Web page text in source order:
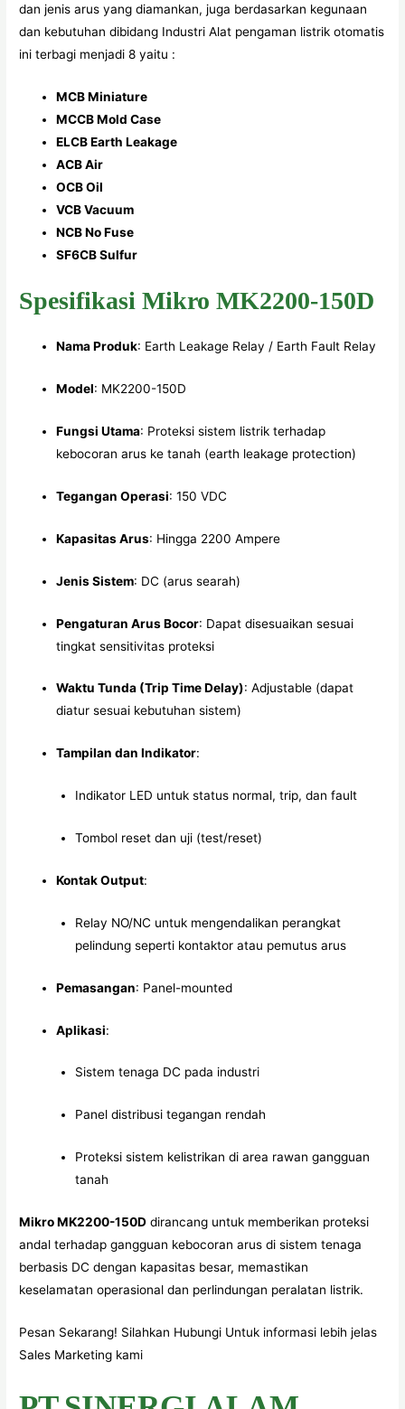
dan jenis arus yang diamankan, juga berdasarkan kegunaan
dan kebutuhan dibidang Industri Alat pengaman listrik otomatis
ini terbagi menjadi 8 yaitu :
MCB Miniature
MCCB Mold Case
ELCB Earth Leakage
ACB Air
OCB Oil
VCB Vacuum
NCB No Fuse
SF6CB Sulfur
Spesifikasi Mikro MK2200-150D
Nama Produk: Earth Leakage Relay / Earth Fault Relay
Model: MK2200-150D
Fungsi Utama: Proteksi sistem listrik terhadap
kebocoran arus ke tanah (earth leakage protection)
Tegangan Operasi: 150 VDC
Kapasitas Arus: Hingga 2200 Ampere
Jenis Sistem: DC (arus searah)
Pengaturan Arus Bocor: Dapat disesuaikan sesuai
tingkat sensitivitas proteksi
Waktu Tunda (Trip Time Delay): Adjustable (dapat
diatur sesuai kebutuhan sistem)
Tampilan dan Indikator:
Indikator LED untuk status normal, trip, dan fault
Tombol reset dan uji (test/reset)
Kontak Output:
Relay NO/NC untuk mengendalikan perangkat
pelindung seperti kontaktor atau pemutus arus
Pemasangan: Panel-mounted
Aplikasi:
Sistem tenaga DC pada industri
Panel distribusi tegangan rendah
Proteksi sistem kelistrikan di area rawan gangguan
tanah
Mikro MK2200-150D dirancang untuk memberikan proteksi
andal terhadap gangguan kebocoran arus di sistem tenaga
berbasis DC dengan kapasitas besar, memastikan
keselamatan operasional dan perlindungan peralatan listrik.
Pesan Sekarang! Silahkan Hubungi Untuk informasi lebih jelas
Sales Marketing kami